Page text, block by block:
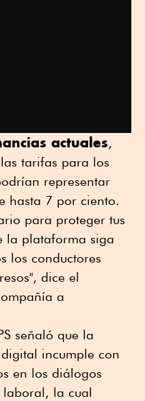
actuales,
tarifas para los
representar
hasta 7 por ciento.
para proteger tus
la plataforma siga
los conductores
dice el
a
señaló que la
incumple con
en los diálogos
la cual